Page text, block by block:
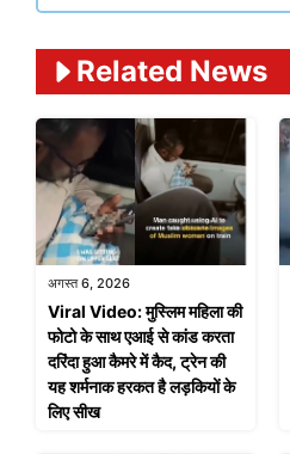
Related News
अगस्त 6, 2026
Viral Video: मुस्लिम महिला की
फोटो के साथ एआई से कांड करता
दरिंदा हुआ कैमरे में कैद, ट्रेन की
यह शर्मनाक हरकत है लड़कियों के
लिए सीख